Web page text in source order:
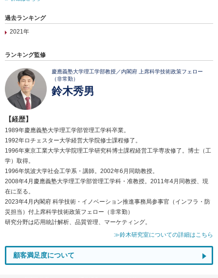
過去ランキング
2021年
ランキング監修
慶應義塾大学理工学部教授／内閣府 上席科学技術政策フェロー
（非常勤）
鈴木秀男
【経歴】
1989年慶應義塾大学理工学部管理工学科卒業。
1992年ロチェスター大学経営大学院修士課程修了。
1996年東京工業大学大学院理工学研究科博士課程経営工学専攻修了。博士（工
学）取得。
1996年筑波大学社会工学系・講師。2002年6月同助教授。
2008年4月慶應義塾大学理工学部管理工学科・准教授。2011年4月同教授、現
在に至る。
2023年4月内閣府 科学技術・イノベーション推進事務局参事官（インフラ・防
災担当）付上席科学技術政策フェロー（非常勤）
研究分野は応用統計解析、品質管理、マーケティング。
≫鈴木研究室についての詳細はこちら
顧客満足度について